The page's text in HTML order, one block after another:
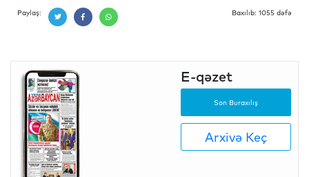
Paylaş: Baxılıb: 1055 dəfə
E-qəzet
Son Buraxılış
Arxivə Keç